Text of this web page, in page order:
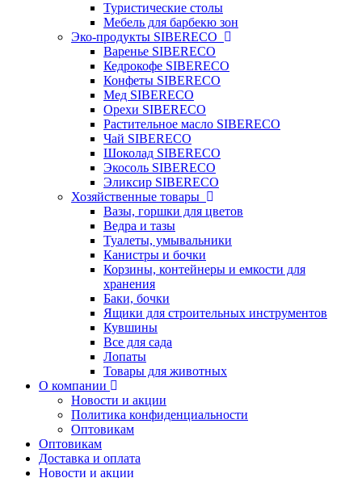
Туристические столы
Мебель для барбекю зон
Эко-продукты SIBERECO
Варенье SIBERECO
Кедрокофе SIBERECO
Конфеты SIBERECO
Мед SIBERECO
Орехи SIBERECO
Растительное масло SIBERECO
Чай SIBERECO
Шоколад SIBERECO
Экосоль SIBERECO
Эликсир SIBERECO
Хозяйственные товары
Вазы, горшки для цветов
Ведра и тазы
Туалеты, умывальники
Канистры и бочки
Корзины, контейнеры и емкости для
хранения
Баки, бочки
Ящики для строительных инструментов
Кувшины
Все для сада
Лопаты
Товары для животных
О компании
Новости и акции
Политика конфиденциальности
Оптовикам
Оптовикам
Доставка и оплата
Новости и акции